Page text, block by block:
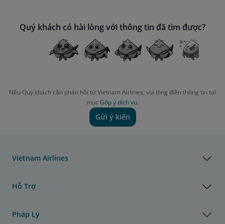
Quý khách có hài lòng với thông tin đã tìm được?
Nếu Quý khách cần phản hồi từ Vietnam Airlines, vui lòng điền thông tin tại
mục Góp ý dịch vụ.
Gửi ý kiến
Vietnam Airlines
Hỗ Trợ
Pháp Lý